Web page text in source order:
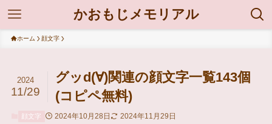
かおもじメモリアル
ホーム 顔文字
グッd(∀)関連の顔文字一覧143個
(コピペ無料)
2024
11/29
顔文字 2024年10月28日 2024年11月29日